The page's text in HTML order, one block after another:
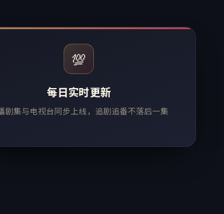
💯
每日实时更新
剧集与电视台同步上线，追剧追番不落后一集